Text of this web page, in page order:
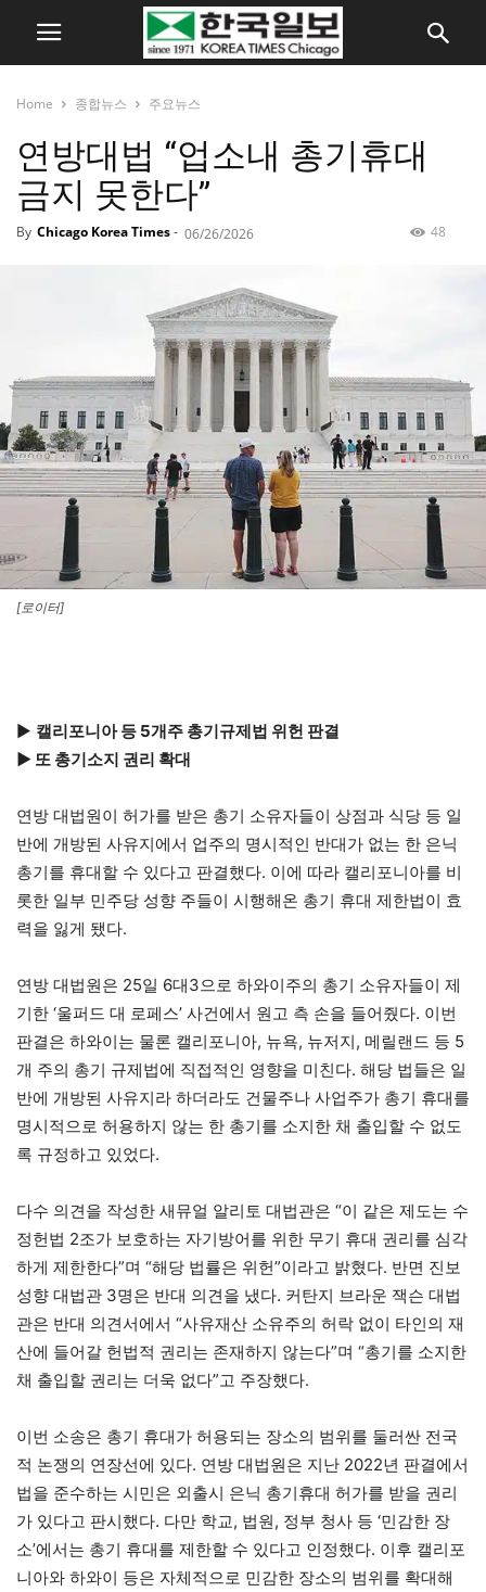
Home 종합뉴스 주요뉴스
연방대법 “업소내 총기휴대
금지 못한다”
By Chicago Korea Times- 06/26/2026 48
[로이터]
▶ 캘리포니아 등 5개주 총기규제법 위헌 판결
▶ 또 총기소지 권리 확대
연방 대법원이 허가를 받은 총기 소유자들이 상점과 식당 등 일
반에 개방된 사유지에서 업주의 명시적인 반대가 없는 한 은닉
총기를 휴대할 수 있다고 판결했다. 이에 따라 캘리포니아를 비
롯한 일부 민주당 성향 주들이 시행해온 총기 휴대 제한법이 효
력을 잃게 됐다.
연방 대법원은 25일 6대3으로 하와이주의 총기 소유자들이 제
기한 ‘울퍼드 대 로페스’ 사건에서 원고 측 손을 들어줬다. 이번
판결은 하와이는 물론 캘리포니아, 뉴욕, 뉴저지, 메릴랜드 등 5
개 주의 총기 규제법에 직접적인 영향을 미친다. 해당 법들은 일
반에 개방된 사유지라 하더라도 건물주나 사업주가 총기 휴대를
명시적으로 허용하지 않는 한 총기를 소지한 채 출입할 수 없도
록 규정하고 있었다.
다수 의견을 작성한 새뮤얼 알리토 대법관은 “이 같은 제도는 수
정헌법 2조가 보호하는 자기방어를 위한 무기 휴대 권리를 심각
하게 제한한다”며 “해당 법률은 위헌”이라고 밝혔다. 반면 진보
성향 대법관 3명은 반대 의견을 냈다. 커탄지 브라운 잭슨 대법
관은 반대 의견서에서 “사유재산 소유주의 허락 없이 타인의 재
산에 들어갈 헌법적 권리는 존재하지 않는다”며 “총기를 소지한
채 출입할 권리는 더욱 없다”고 주장했다.
이번 소송은 총기 휴대가 허용되는 장소의 범위를 둘러싼 전국
적 논쟁의 연장선에 있다. 연방 대법원은 지난 2022년 판결에서
법을 준수하는 시민은 외출시 은닉 총기휴대 허가를 받을 권리
가 있다고 판시했다. 다만 학교, 법원, 정부 청사 등 ‘민감한 장
소’에서는 총기 휴대를 제한할 수 있다고 인정했다. 이후 캘리포
니아와 하와이 등은 자체적으로 민감한 장소의 범위를 확대해